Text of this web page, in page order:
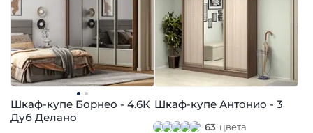
Шкаф-купе Борнео - 4.6К
Дуб Делано
Шкаф-купе Антонио - 3
63 цвета